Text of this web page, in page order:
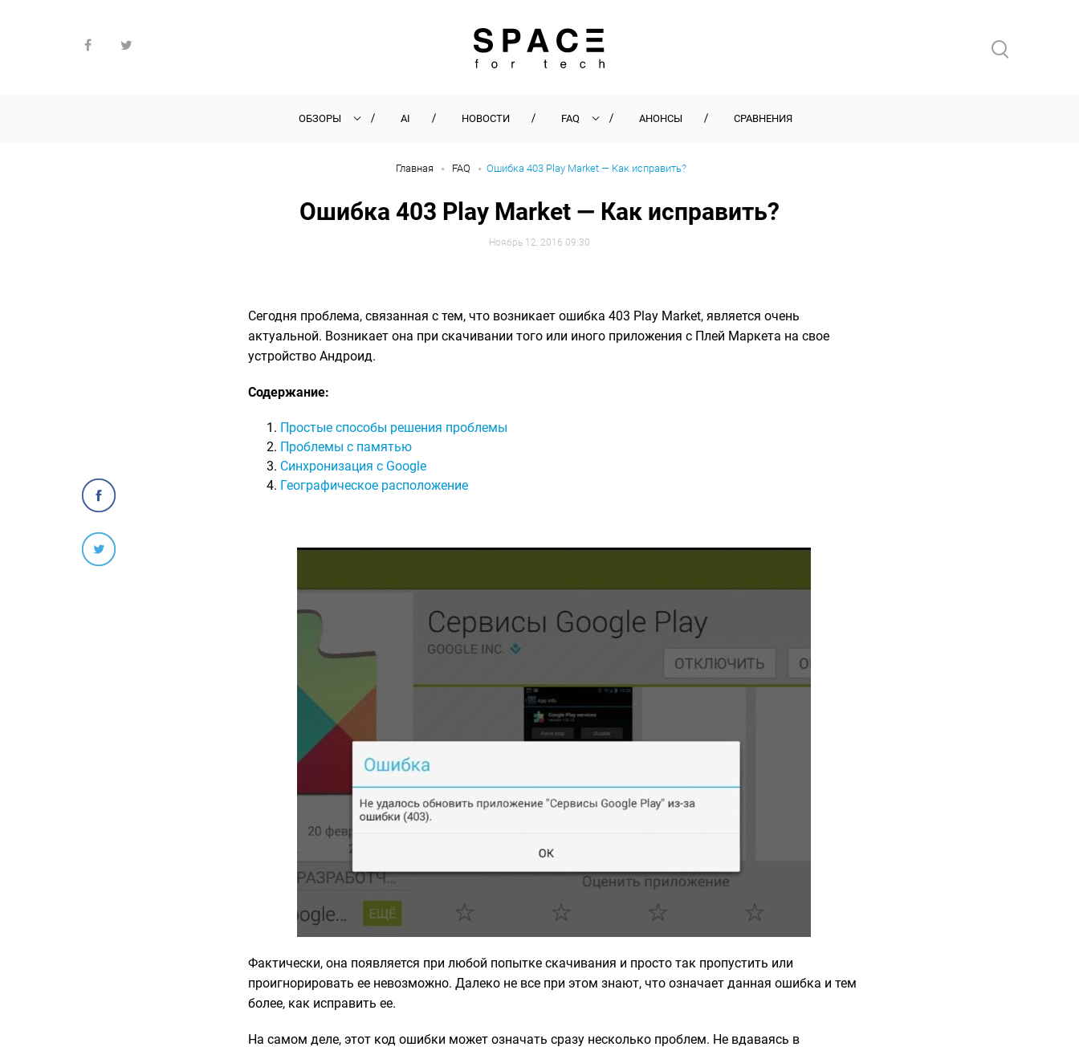
ОБЗОРЫ AI НОВОСТИ FAQ АНОНСЫ СРАВНЕНИЯ
Главная FAQ Ошибка 403 Play Market — Как исправить?
Ошибка 403 Play Market — Как исправить?
Ноябрь 12, 2016 09:30
Сегодня проблема, связанная с тем, что возникает ошибка 403 Play Market, является очень
актуальной. Возникает она при скачивании того или иного приложения с Плей Маркета на свое
устройство Андроид.
Содержание:
Простые способы решения проблемы
Проблемы с памятью
Синхронизация с Google
Географическое расположение
Фактически, она появляется при любой попытке скачивания и просто так пропустить или
проигнорировать ее невозможно. Далеко не все при этом знают, что означает данная ошибка и тем
более, как исправить ее.
На самом деле, этот код ошибки может означать сразу несколько проблем. Не вдаваясь в